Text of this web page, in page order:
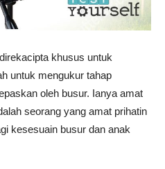
khusus untuk
untuk mengukur tahap
oleh busur. Ianya amat
seorang yang amat prihatin
kesesuain busur dan anak